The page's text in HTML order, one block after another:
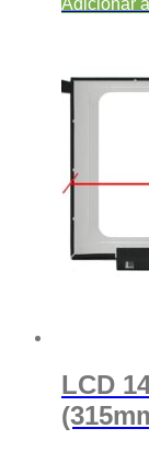
Adicionar
LCD